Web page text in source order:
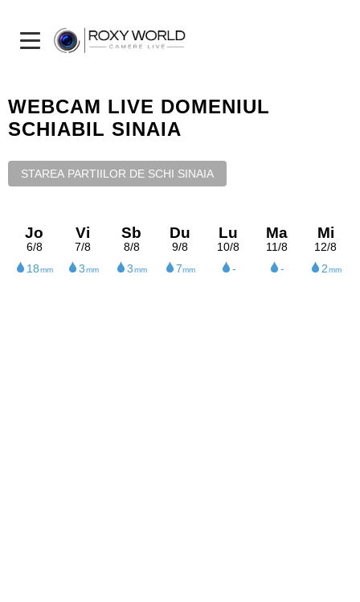
WEBCAM LIVE DOMENIUL
SCHIABIL SINAIA
STAREA PARTIILOR DE SCHI SINAIA